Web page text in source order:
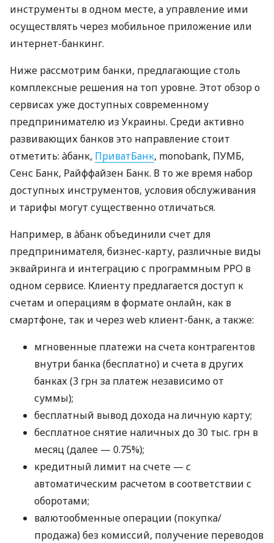
инструменты в одном месте, а управление ими
осуществлять через мобильное приложение или
интернет-банкинг.
Ниже рассмотрим банки, предлагающие столь
комплексные решения на топ уровне. Этот обзор о
сервисах уже доступных современному
предпринимателю из Украины. Среди активно
развивающих банков это направление стоит
отметить: àбанк, ПриватБанк, monobank, ПУМБ,
Сенс Банк, Райффайзен Банк. В то же время набор
доступных инструментов, условия обслуживания
и тарифы могут существенно отличаться.
Например, в àбанк объединили счет для
предпринимателя, бизнес-карту, различные виды
эквайринга и интеграцию с программным РРО в
одном сервисе. Клиенту предлагается доступ к
счетам и операциям в формате онлайн, как в
смартфоне, так и через web клиент-банк, а также:
мгновенные платежи на счета контрагентов
внутри банка (бесплатно) и счета в других
банках (3 грн за платеж независимо от
суммы);
бесплатный вывод дохода на личную карту;
бесплатное снятие наличных до 30 тыс. грн в
месяц (далее — 0.75%);
кредитный лимит на счете — с
автоматическим расчетом в соответствии с
оборотами;
валютообменные операции (покупка/
продажа) без комиссий, получение переводов